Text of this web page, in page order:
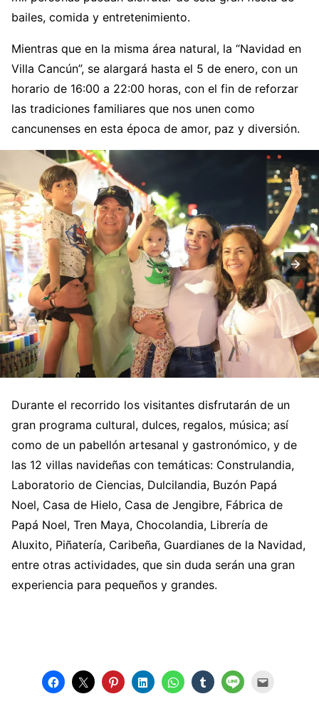
bailes, comida y entretenimiento.
Mientras que en la misma área natural, la “Navidad en
Villa Cancún”, se alargará hasta el 5 de enero, con un
horario de 16:00 a 22:00 horas, con el fin de reforzar
las tradiciones familiares que nos unen como
cancunenses en esta época de amor, paz y diversión.
Durante el recorrido los visitantes disfrutarán de un
gran programa cultural, dulces, regalos, música; así
como de un pabellón artesanal y gastronómico, y de
las 12 villas navideñas con temáticas: Construlandia,
Laboratorio de Ciencias, Dulcilandia, Buzón Papá
Noel, Casa de Hielo, Casa de Jengibre, Fábrica de
Papá Noel, Tren Maya, Chocolandia, Librería de
Aluxito, Piñatería, Caribeña, Guardianes de la Navidad,
entre otras actividades, que sin duda serán una gran
experiencia para pequeños y grandes.